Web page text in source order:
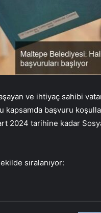
ve ihtiyaç sahibi
kapsamda başvuru
2024 tarihine kadar
sıralanıyor: